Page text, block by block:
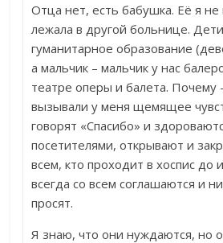
Отца нет, есть бабушка. Её я не
лежала в другой больнице.
гуманитарное образование
а мальчик – мальчик у нас
театре оперы и балета. Почему
вызывали у меня щемящее
говорят «Спасибо» и
посетителями, открывают и
всем, кто проходит в хоспис до
всегда со всем соглашаются и
просят.
Я знаю, что они нуждаются, но